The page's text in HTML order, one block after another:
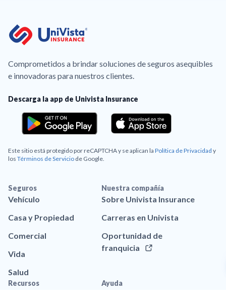
Comprometidos a brindar soluciones de seguros asequibles
e innovadoras para nuestros clientes.
Descarga la app de Univista Insurance
Este sitio está protegido por reCAPTCHA y se aplican la Política de Privacidad y
los Términos de Servicio de Google.
Seguros
Vehículo
Casa y Propiedad
Comercial
Vida
Salud
Nuestra compañía
Sobre Univista Insurance
Carreras en Univista
Oportunidad de
franquicia
Recursos Ayuda